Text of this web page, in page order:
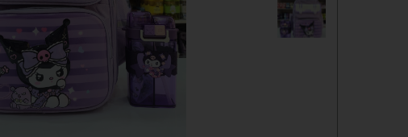
شانسی و سوپرایز